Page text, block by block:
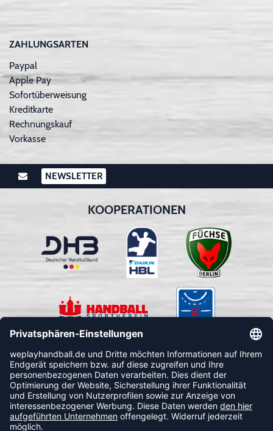
ZAHLUNGSARTEN
Paypal
Apple Pay
Sofortüberweisung
Kreditkarte
Rechnungskauf
Vorkasse
NEWSLETTER
KOOPERATIONEN
FOLLOW US